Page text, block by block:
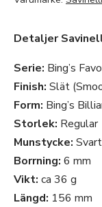
Detaljer
Serie: Bing’s
Finish: Slät
Form: Bing’s
Storlek: Regular
Munstycke:
Borrning: 6 mm
Vikt: ca 36 g
Längd: 156 mm